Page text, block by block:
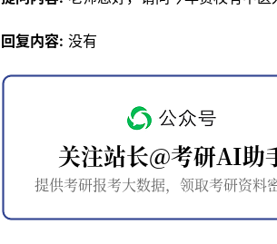
回复内容: 没有